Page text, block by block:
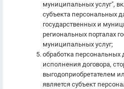
муниципальных услуг",
субъекта персональных
государственных и
региональных порталах
муниципальных услуг;
обработка
исполнения договора,
выгодоприобретателем
является субъект